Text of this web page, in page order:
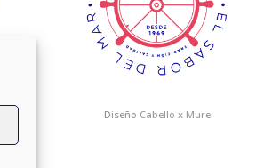
Diseño Cabello x Mure